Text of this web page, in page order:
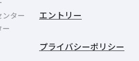
ター
エントリー
プライバシーポリシー